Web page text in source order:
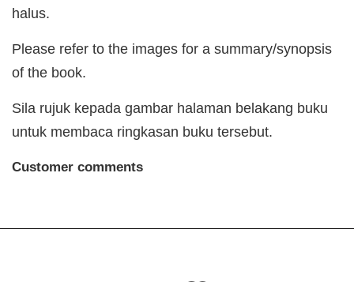
halus.
Please refer to the images for a summary/synopsis
of the book.
Sila rujuk kepada gambar halaman belakang buku
untuk membaca ringkasan buku tersebut.
Customer comments